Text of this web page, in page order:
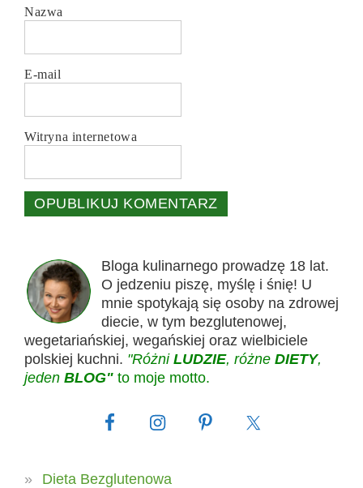
Nazwa
E-mail
Witryna internetowa
Bloga kulinarnego prowadzę 18 lat.
O jedzeniu piszę, myślę i śnię! U
mnie spotykają się osoby na zdrowej
diecie, w tym bezglutenowej,
wegetariańskiej, wegańskiej oraz wielbiciele
polskiej kuchni. "Różni LUDZIE, różne DIETY,
jeden BLOG" to moje motto.
Dieta Bezglutenowa